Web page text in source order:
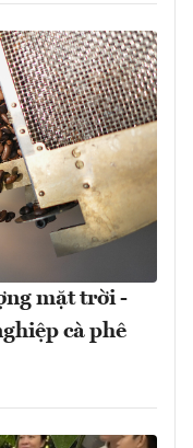
mặt trời -
cà phê